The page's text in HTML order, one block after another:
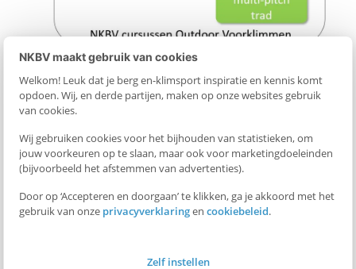
NKBV maakt gebruik van cookies
Welkom! Leuk dat je berg en-klimsport inspiratie en kennis komt
opdoen. Wij, en derde partijen, maken op onze websites gebruik
van cookies.
Wij gebruiken cookies voor het bijhouden van statistieken, om
jouw voorkeuren op te slaan, maar ook voor marketingdoeleinden
(bijvoorbeeld het afstemmen van advertenties).
Door op ‘Accepteren en doorgaan’ te klikken, ga je akkoord met het
gebruik van onze privacyverklaringencookiebeleid.
Zelf instellen
p
i
De NKBV sportklimcursussen outdoor zijn net zoals de
indoor sportklimcursussen opbouwend van structuur: de
inhoud van een eerdere cursus die lager in de rangorde
staat, wordt als bekend verondersteld bij de cursus die
hoger in de rangorde staat. Binnen de outdoor cursussen
multi-pitch sportklimmen en single-pitch trad voort op de